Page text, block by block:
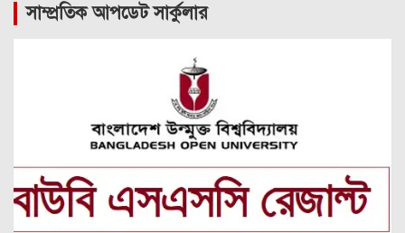
সাম্প্রতিক আপডেট সার্কুলার